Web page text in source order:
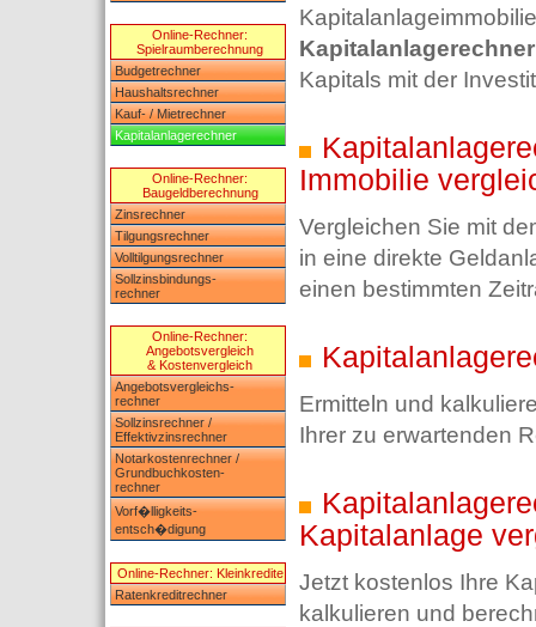
Online-Rechner:
Spielraumberechnung
Budgetrechner
Haushaltsrechner
Kauf- / Mietrechner
Kapitalanlagerechner
Online-Rechner:
Baugeldberechnung
Zinsrechner
Tilgungsrechner
Volltilgungsrechner
Sollzinsbindungs-
rechner
Online-Rechner:
Angebotsvergleich
& Kostenvergleich
Angebotsvergleichs-
rechner
Sollzinsrechner /
Effektivzinsrechner
Notarkostenrechner /
Grundbuchkosten-
rechner
Vorf�lligkeits-
entsch�digung
Online-Rechner: Kleinkredite
Ratenkreditrechner
Kapitalanlagerechner
Kapitals mit der
Immobilie
Vergleichen Sie mit
in eine direkte
einen bestimmten
Ermitteln und
Ihrer zu erwartenden
Kapitalanlage
Jetzt kostenlos Ihre
kalkulieren und